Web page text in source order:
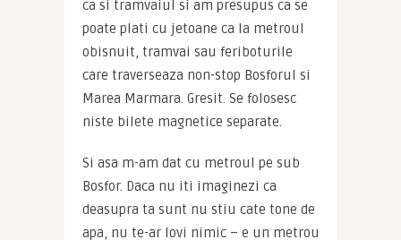
ca si tramvaiul si am presupus ca se
poate plati cu jetoane ca la metroul
obisnuit, tramvai sau feriboturile
care traverseaza non-stop Bosforul si
Marea Marmara. Gresit. Se folosesc
niste bilete magnetice separate.
Si asa m-am dat cu metroul pe sub
Bosfor. Daca nu iti imaginezi ca
deasupra ta sunt nu stiu cate tone de
apa, nu te-ar lovi nimic – e un metrou